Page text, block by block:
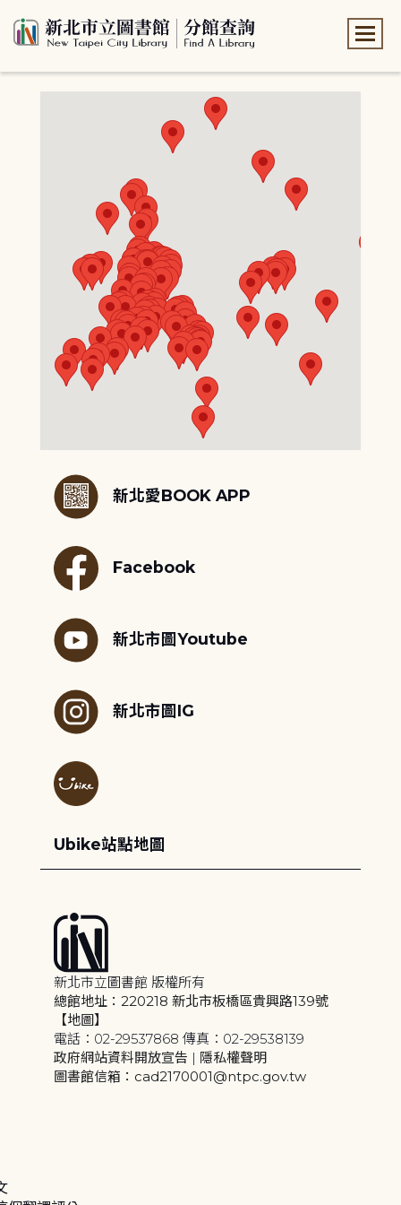
新北愛BOOK APP
Facebook
新北市圖Youtube
新北市圖IG
Ubike站點地圖
新北市立圖書館 版權所有
總館地址：220218 新北市板橋區貴興路139號
【地圖】
電話：02-29537868 傳真：02-29538139
政府網站資料開放宣告 | 隱私權聲明
圖書館信箱：cad2170001@ntpc.gov.tw